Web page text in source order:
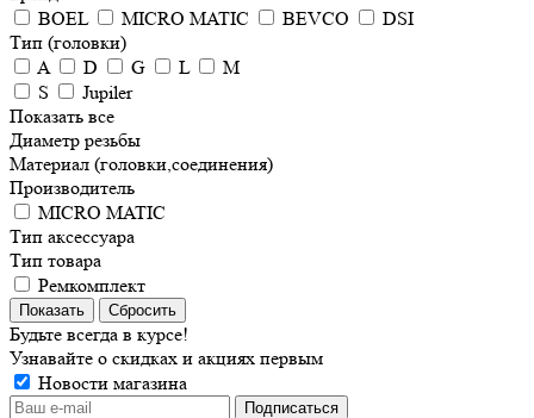
BOEL
MICRO MATIC BEVCO
DSI
Тип (головки)
A
D G L
M
S
Jupiler
Показать все
Диаметр резьбы
Материал (головки,соединения)
Производитель
MICRO MATIC
Тип аксессуара
Тип товара
Ремкомплект
Сбросить
Будьте всегда в курсе!
Узнавайте о скидках и акциях первым
Новости магазина